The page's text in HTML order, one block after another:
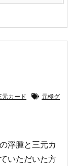
元カード
元極グ
浮腫と三元カ
いただいた方